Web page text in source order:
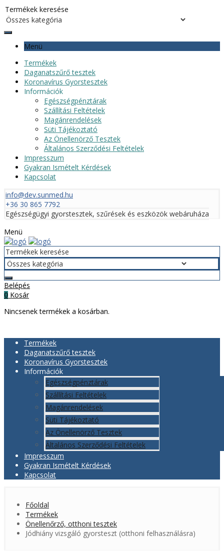
Menü
Termékek
Daganatszűrő tesztek
Koronavírus Gyorstesztek
Információk
Egészségpénztárak
Szállítási Feltételek
Magánrendelések
Süti Tájékoztató
Az Önellenörző Tesztek
Általános Szerződési Feltételek
Impresszum
Gyakran Ismételt Kérdések
Kapcsolat
info@dev.sunmed.hu
+36 30 865 7792
Egészségügyi gyorstesztek, szűrések és eszközök webáruháza
Menü
Belépés
0 Kosár
Nincsenek termékek a kosárban.
Termékek
Daganatszűrő tesztek
Koronavírus Gyorstesztek
Információk
Egészségpénztárak
Szállítási Feltételek
Magánrendelések
Süti Tájékoztató
Az Önellenörző Tesztek
Általános Szerződési Feltételek
Impresszum
Gyakran Ismételt Kérdések
Kapcsolat
Főoldal
Termékek
Önellenőrző, otthoni tesztek
Jódhiány vizsgáló gyorsteszt (otthoni felhasználásra)